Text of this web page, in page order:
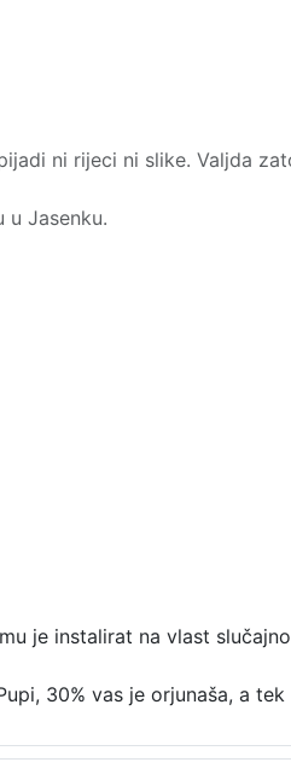
ni rijeci ni slike. Valjda
Jasenku.
je instalirat na vlast
30% vas je orjunaša, a